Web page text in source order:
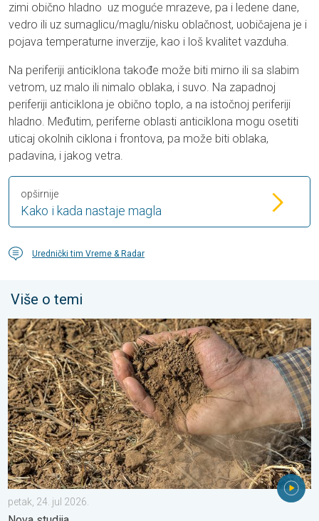
zimi obično hladno uz moguće mrazeve, pa i ledene dane,
vedro ili uz sumaglicu/maglu/nisku oblačnost, uobičajena je i
pojava temperaturne inverzije, kao i loš kvalitet vazduha.
Na periferiji anticiklona takođe može biti mirno ili sa slabim
vetrom, uz malo ili nimalo oblaka, i suvo. Na zapadnoj
periferiji anticiklona je obično toplo, a na istočnoj periferiji
hladno. Međutim, periferne oblasti anticiklona mogu osetiti
uticaj okolnih ciklona i frontova, pa može biti oblaka,
padavina, i jakog vetra.
Kako i kada nastaje magla
opširnije
Urednički tim Vreme & Radar
Više o temi
Toplota sve brže isušuje zemljište. Nova studija. . . petak, 24.
petak, 24. jul 2026.